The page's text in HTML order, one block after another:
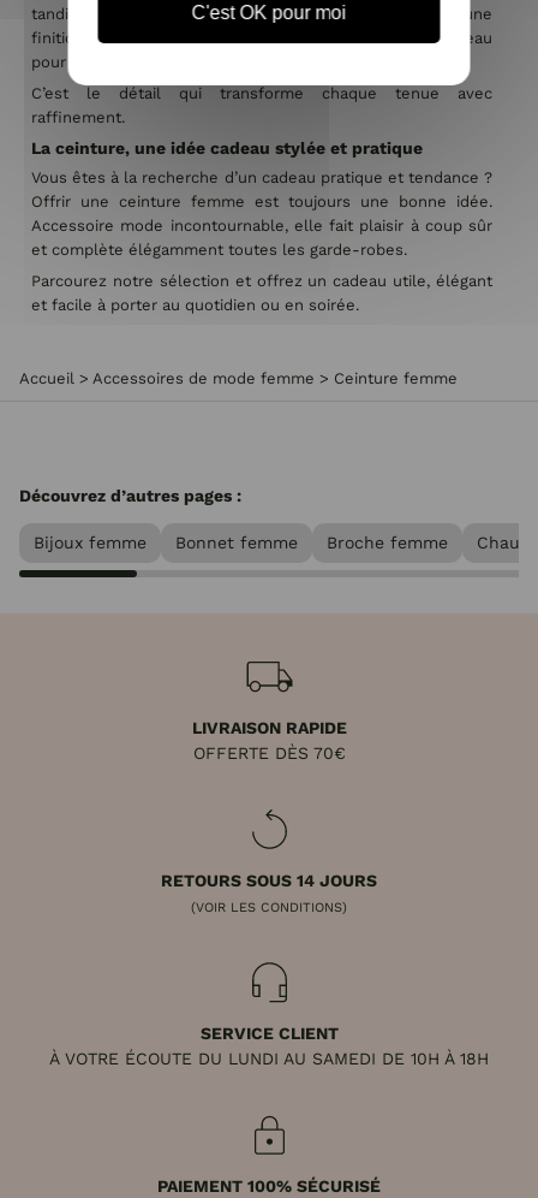
tandis que sur un jean ou un pantalon habillé, elle crée une
finition soignée. Osez la porter sur une veste ou un manteau
pour une allure ultra féminine et élégante.
C’est le détail qui transforme chaque tenue avec
raffinement.
La ceinture, une idée cadeau stylée et pratique
Vous êtes à la recherche d’un cadeau pratique et tendance ?
Offrir une ceinture femme est toujours une bonne idée.
Accessoire mode incontournable, elle fait plaisir à coup sûr
et complète élégamment toutes les garde-robes.
Parcourez notre sélection et offrez un cadeau utile, élégant
et facile à porter au quotidien ou en soirée.
Accueil > Accessoires de mode femme > Ceinture femme
Découvrez d’autres pages :
Bijoux femme Bonnet femme Broche femme
LIVRAISON RAPIDE
OFFERTE DÈS 70€
RETOURS SOUS 14 JOURS
(VOIR LES CONDITIONS)
SERVICE CLIENT
À VOTRE ÉCOUTE DU LUNDI AU SAMEDI DE 10H À 18H
PAIEMENT 100% SÉCURISÉ
C'est OK pour moi